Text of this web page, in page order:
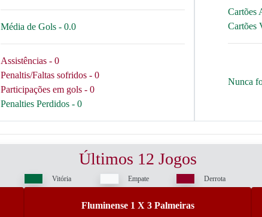
Média de Gols - 0.0
Assistências - 0
Penaltis/Faltas sofridos - 0
Participações em gols - 0
Penalties Perdidos - 0
Cartões
Cartões
Nunca
Últimos 12 Jogos
Vitória Empate Derrota
Fluminense 1 X 3 Palmeiras